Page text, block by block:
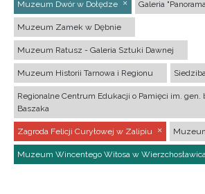
Muzeum Dwór w Dołędze Galeria
Muzeum Zamek w Dębnie
Muzeum Ratusz - Galeria Sztuki Dawnej
Muzeum Historii Tarnowa i Regionu
Regionalne Centrum Edukacji o Pamięci im. gen.
Baszaka
Zagroda Felicji Curyłowej w Zalipiu
Muzeum Wincentego Witosa w